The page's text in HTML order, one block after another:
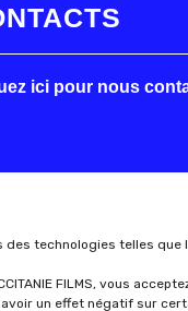
technologies telles
FILMS, vous
un effet négatif sur
ici pour nous